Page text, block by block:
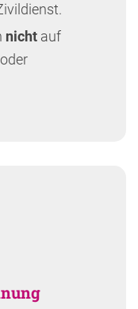
nicht auf